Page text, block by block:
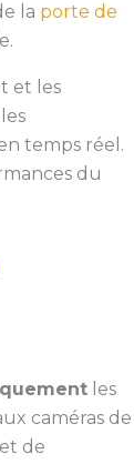
la porte de
et les
temps réel.
du
les
caméras de
de